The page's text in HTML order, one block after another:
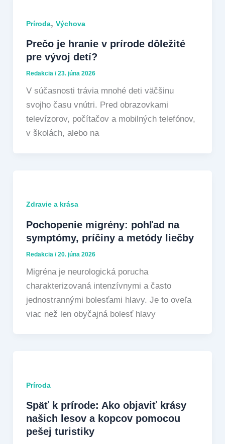
Príroda, Výchova
Prečo je hranie v prírode dôležité
pre vývoj detí?
Redakcia /23. júna 2026
V súčasnosti trávia mnohé deti väčšinu
svojho času vnútri. Pred obrazovkami
televízorov, počítačov a mobilných telefónov,
v školách, alebo na
Zdravie a krása
Pochopenie migrény: pohľad na
symptómy, príčiny a metódy liečby
Redakcia /20. júna 2026
Migréna je neurologická porucha
charakterizovaná intenzívnymi a často
jednostrannými bolesťami hlavy. Je to oveľa
viac než len obyčajná bolesť hlavy
Príroda
Späť k prírode: Ako objaviť krásy
našich lesov a kopcov pomocou
pešej turistiky